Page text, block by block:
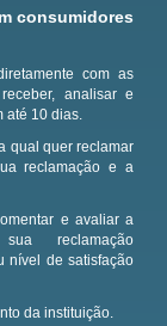
consumidores
com as
analisar e
até 10 dias.
qual quer reclamar
reclamação e a
e avaliar a
reclamação
nível de satisfação
da instituição.